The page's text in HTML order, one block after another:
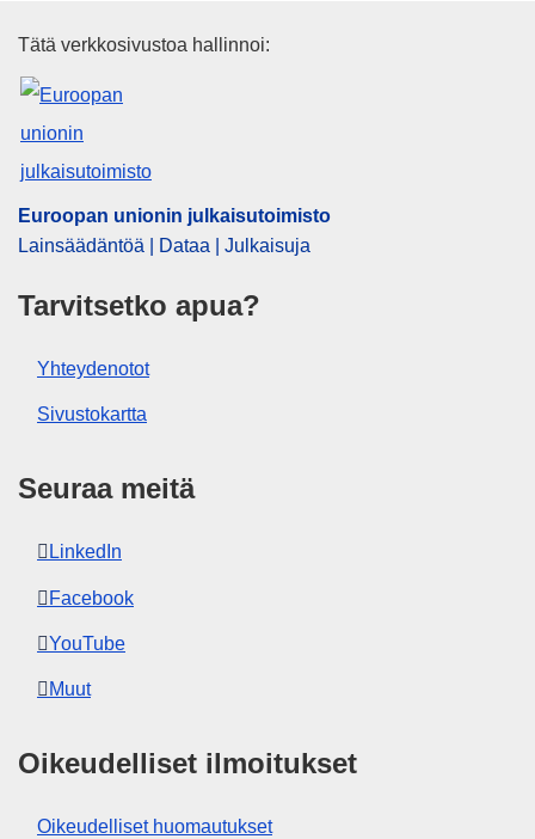
Euroopan unionin
Tätä verkkosivustoa hallinnoi:
Euroopan unionin julkaisutoimisto
Lainsäädäntöä | Dataa | Julkaisuja
Tarvitsetko apua?
Yhteydenotot
Sivustokartta
Seuraa meitä
LinkedIn
Facebook
YouTube
Muut
Oikeudelliset ilmoitukset
Oikeudelliset huomautukset